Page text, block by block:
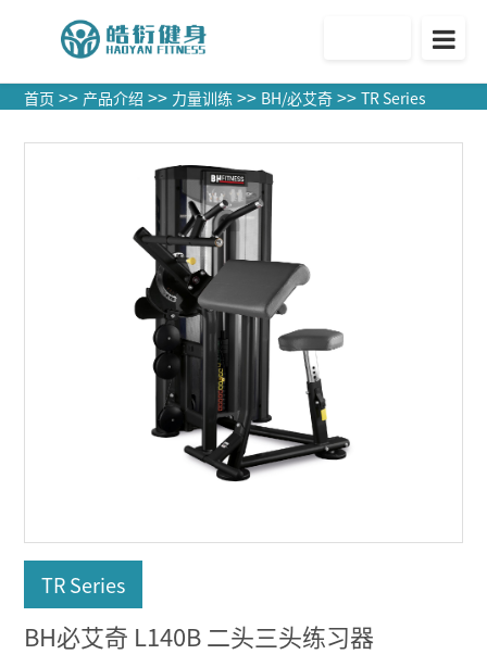
首页 >> 产品介绍 >> 力量训练 >> BH/必艾奇 >> TR Series
TR Series
BH必艾奇 L140B 二头三头练习器